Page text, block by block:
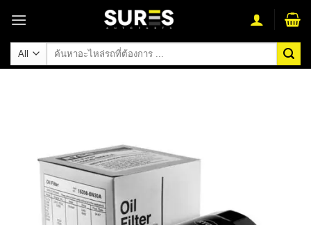
content
ค้นหา: